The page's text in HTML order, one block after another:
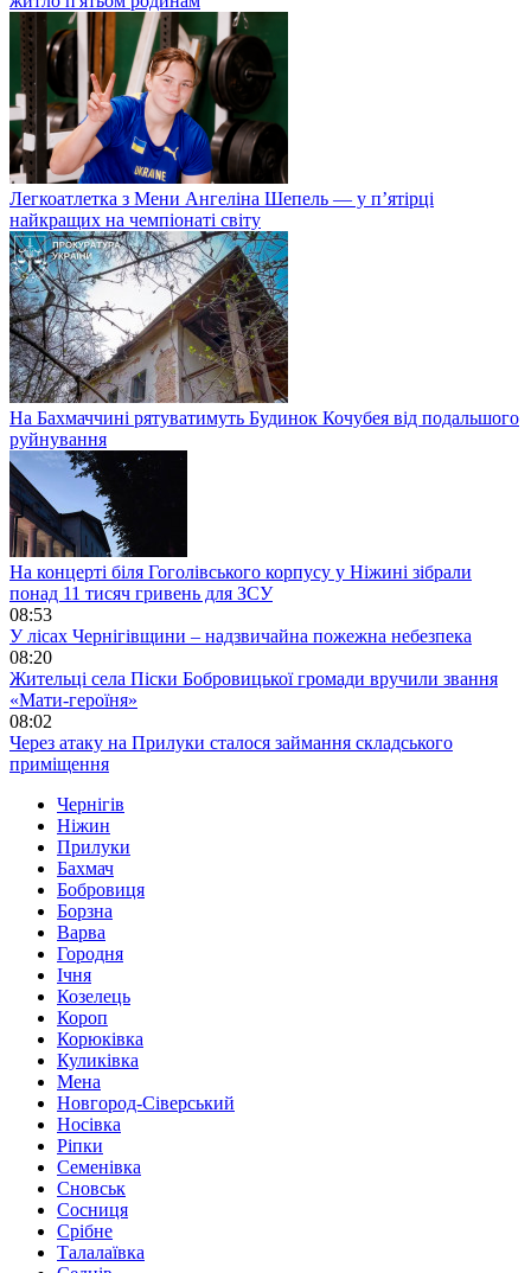
Легкоатлетка з Мени Ангеліна Шепель — у п’ятірці
найкращих на чемпіонаті світу
На Бахмаччині рятуватимуть Будинок Кочубея від подальшого
руйнування
На концерті біля Гоголівського корпусу у Ніжині зібрали
понад 11 тисяч гривень для ЗСУ
08:53
У лісах Чернігівщини – надзвичайна пожежна небезпека
08:20
Жительці села Піски Бобровицької громади вручили звання
«Мати-героїня»
08:02
Через атаку на Прилуки сталося займання складського
приміщення
Чернігів
Ніжин
Прилуки
Бахмач
Бобровиця
Борзна
Варва
Городня
Ічня
Козелець
Короп
Корюківка
Куликівка
Мена
Новгород-Сіверський
Носівка
Ріпки
Семенівка
Сновськ
Сосниця
Срібне
Талалаївка